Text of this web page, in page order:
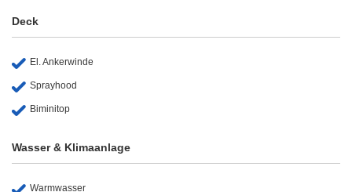
Deck
El. Ankerwinde
Sprayhood
Biminitop
Wasser & Klimaanlage
Warmwasser